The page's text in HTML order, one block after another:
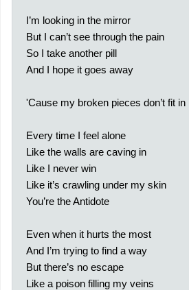
I’m looking in the mirror
But I can’t see through the pain
So I take another pill
And I hope it goes away
'Cause my broken pieces don’t fit in
Every time I feel alone
Like the walls are caving in
Like I never win
Like it’s crawling under my skin
You’re the Antidote
Even when it hurts the most
And I’m trying to find a way
But there’s no escape
Like a poison filling my veins